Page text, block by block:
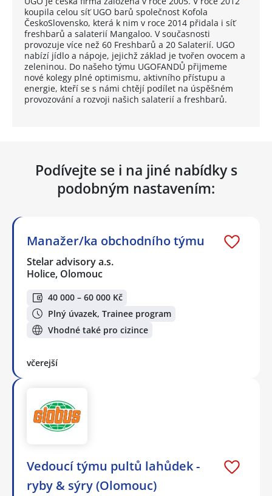
koupila celou síť UGO barů společnost Kofola
ČeskoSlovensko, která k nim v roce 2014 přidala i síť
freshbarů a salaterií Mangaloo. V současnosti
provozuje více než 60 Freshbarů a 20 Salaterií. UGO
nabízí jídlo a nápoje, jejichž základ je tvořen ovocem a
zeleninou. Do našeho týmu UGOFANDŮ přijmeme
nové kolegy plné optimismu, aktivního přístupu a
energie, kteří se s námi chtějí podílet na úspěšném
provozování a rozvoji našich salaterií a freshbarů.
Podívejte se i na jiné nabídky s
podobným nastavením:
Manažer/ka obchodního týmu
Stelar advisory a.s.
Holice, Olomouc
40 000 – 60 000 Kč
Plný úvazek, Trainee program
Vhodné také pro cizince
včerejší
Vedoucí týmu pultů lahůdek -
ryby & sýry (Olomouc)